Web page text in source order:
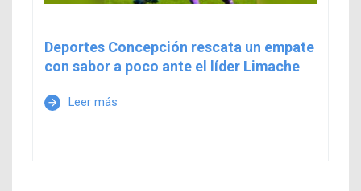
Deportes Concepción rescata un empate
con sabor a poco ante el líder Limache
arrow_forward Leer más